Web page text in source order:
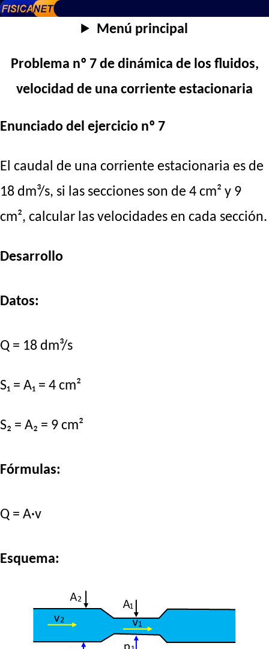
Menú principal
Problema nº 7 de dinámica de los fluidos,
velocidad de una corriente estacionaria
Enunciado del ejercicio nº 7
El caudal de una corriente estacionaria es de
18 dm³/s, si las secciones son de 4 cm² y 9
cm², calcular las velocidades en cada sección.
Desarrollo
Datos:
Q = 18 dm³/s
S₁ = A₁ = 4 cm²
S₂ = A₂ = 9 cm²
Fórmulas:
Q = A·v
Esquema: